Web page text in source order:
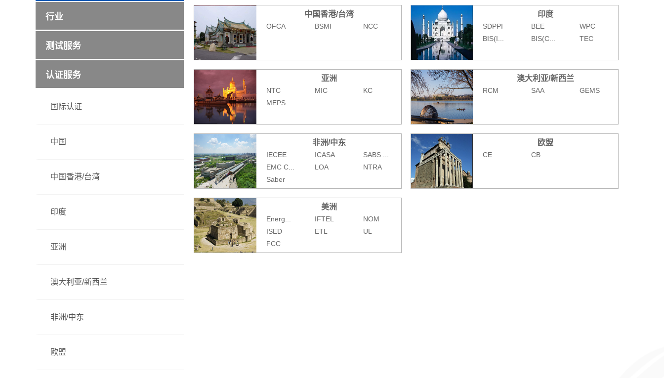
行业
测试服务
认证服务
国际认证
中国
中国香港/台湾
印度
亚洲
澳大利亚/新西兰
非洲/中东
欧盟
中国香港/台湾
OFCA BSMI NCC
印度
SDPPI BEE
WPC
BIS(I...
BIS(C... TEC
亚洲
NTC MIC
KC
MEPS
澳大利亚/新西兰
RCM SAA GEMS
非洲/中东
IECEE ICASA
SABS ...
EMC C...
LOA
NTRA
Saber
欧盟
CE CB
美洲
Energ... IFTEL
NOM
ISED
ETL
UL
FCC